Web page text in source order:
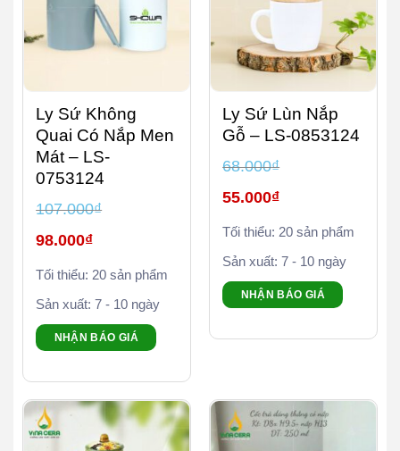
Ly Sứ Không
Quai Có Nắp Men
Mát – LS-
0753124
107.000₫
Giá
gốc
107.000₫.
98.000₫
hiện
là:
98.000₫.
Tối thiểu: 20 sản phẩm
Sản xuất: 7 - 10 ngày
NHẬN BÁO GIÁ
Ly Sứ Lùn Nắp
Gỗ – LS-0853124
68.000₫
Giá
gốc
68.000₫.
55.000₫
hiện
là:
55.000₫.
Tối thiểu: 20 sản phẩm
Sản xuất: 7 - 10 ngày
NHẬN BÁO GIÁ